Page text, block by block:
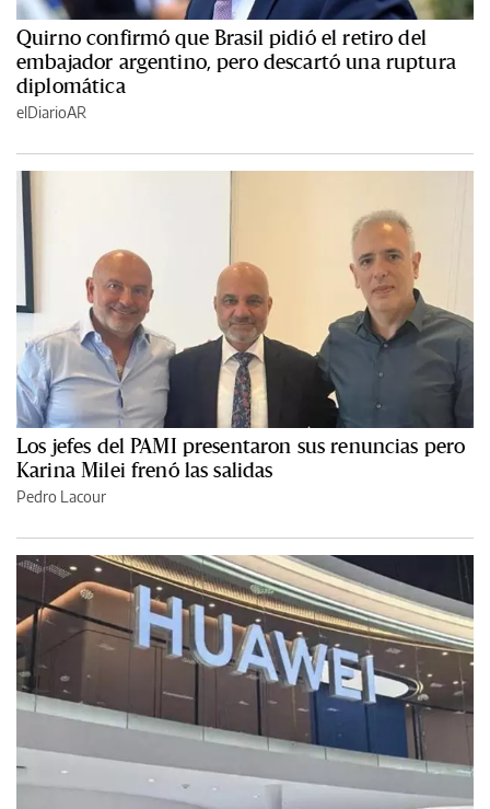
Quirno confirmó que Brasil pidió el retiro del
embajador argentino, pero descartó una ruptura
diplomática
elDiarioAR
Los jefes del PAMI presentaron sus renuncias pero
Karina Milei frenó las salidas
Pedro Lacour